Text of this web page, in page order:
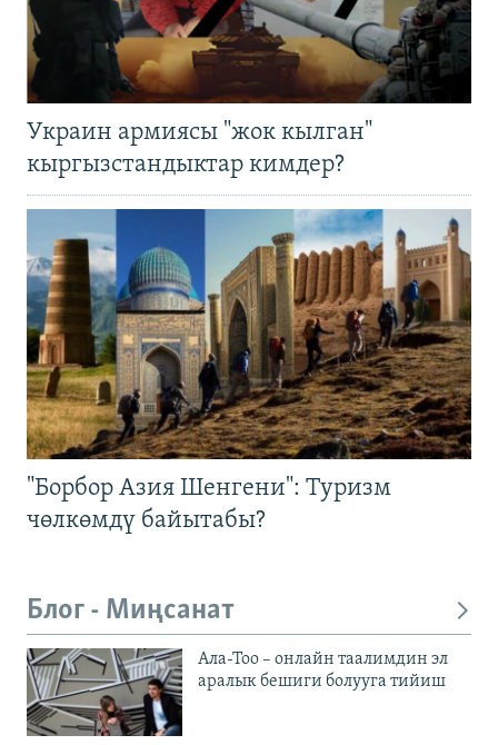
Украин армиясы "жок кылган"
кыргызстандыктар кимдер?
"Борбор Азия Шенгени": Туризм
чөлкөмдү байытабы?
Блог - Миңсанат
Ала-Тоо – онлайн таалимдин эл
аралык бешиги болууга тийиш